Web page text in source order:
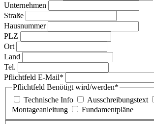
Unternehmen
Straße
Hausnummer
PLZ
Ort
Land
Tel.
Pflichtfeld E-Mail*
Pflichtfeld Benötigt wird/werden*
Technische Info
Ausschreibungstext
Montageanleitung
Fundamentpläne